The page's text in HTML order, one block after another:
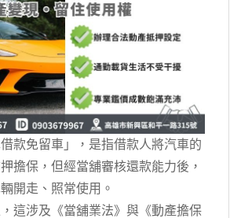
款免留車」，是指借款人將汽車的
擔保，但經當舖審核還款能力後，
開走、照常使用。
這涉及《當舖業法》與《動產擔保